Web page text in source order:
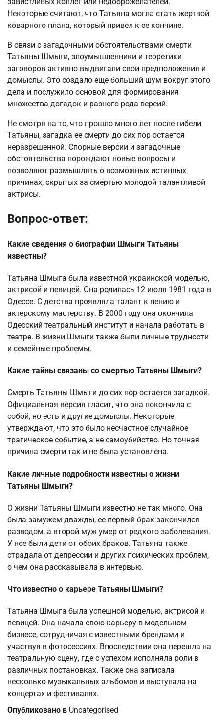
завистливых коллег или недоброжелателей.
Некоторые считают, что Татьяна могла стать жертвой
коварного плана, который привел к ее кончине.
В связи с загадочными обстоятельствами смерти
Татьяны Шмыги, злоумышленники и теоретики
заговоров активно выдвигали свои предположения и
домыслы. Это создало еще больший шум вокруг этого
дела и послужило основой для формирования
множества догадок и разного рода версий.
Не смотря на то, что прошло много лет после гибели
Татьяны, загадка ее смерти до сих пор остается
неразрешенной. Спорные версии и загадочные
обстоятельства порождают новые вопросы и
позволяют размышлять о возможных истинных
причинах, скрытых за смертью молодой талантливой
актрисы.
Вопрос-ответ:
Какие сведения о биографии Шмыги Татьяны
известны?
Татьяна Шмыга была известной украинской моделью,
актрисой и певицей. Она родилась 12 июля 1981 года в
Одессе. С детства проявляла талант к пению и
актерскому мастерству. В 2000 году она окончила
Одесский театральный институт и начала работать в
театре. В жизни Шмыги также были личные трудности
и семейные проблемы.
Какие тайны связаны со смертью Татьяны Шмыги?
Смерть Татьяны Шмыги до сих пор остается загадкой.
Официальная версия гласит, что она покончила с
собой, но есть и другие домыслы. Некоторые
утверждают, что это было несчастное случайное
трагическое событие, а не самоубийство. Но точная
причина смерти так и не была установлена.
Какие личные подробности известны о жизни
Татьяны Шмыги?
О жизни Татьяны Шмыги известно не так много. Она
была замужем дважды, ее первый брак закончился
разводом, а второй муж умер от редкого заболевания.
У нее были дети от обоих браков. Татьяна также
страдала от депрессии и других психических проблем,
о чем она рассказывала в интервью.
Что известно о карьере Татьяны Шмыги?
Татьяна Шмыга была успешной моделью, актрисой и
певицей. Она начала свою карьеру в модельном
бизнесе, сотрудничая с известными брендами и
участвуя в фотосессиях. Впоследствии она перешла на
театральную сцену, где с успехом исполняла роли в
различных постановках. Также она записала
несколько музыкальных альбомов и выступала на
концертах и фестивалях.
Опубликовано в Uncategorised